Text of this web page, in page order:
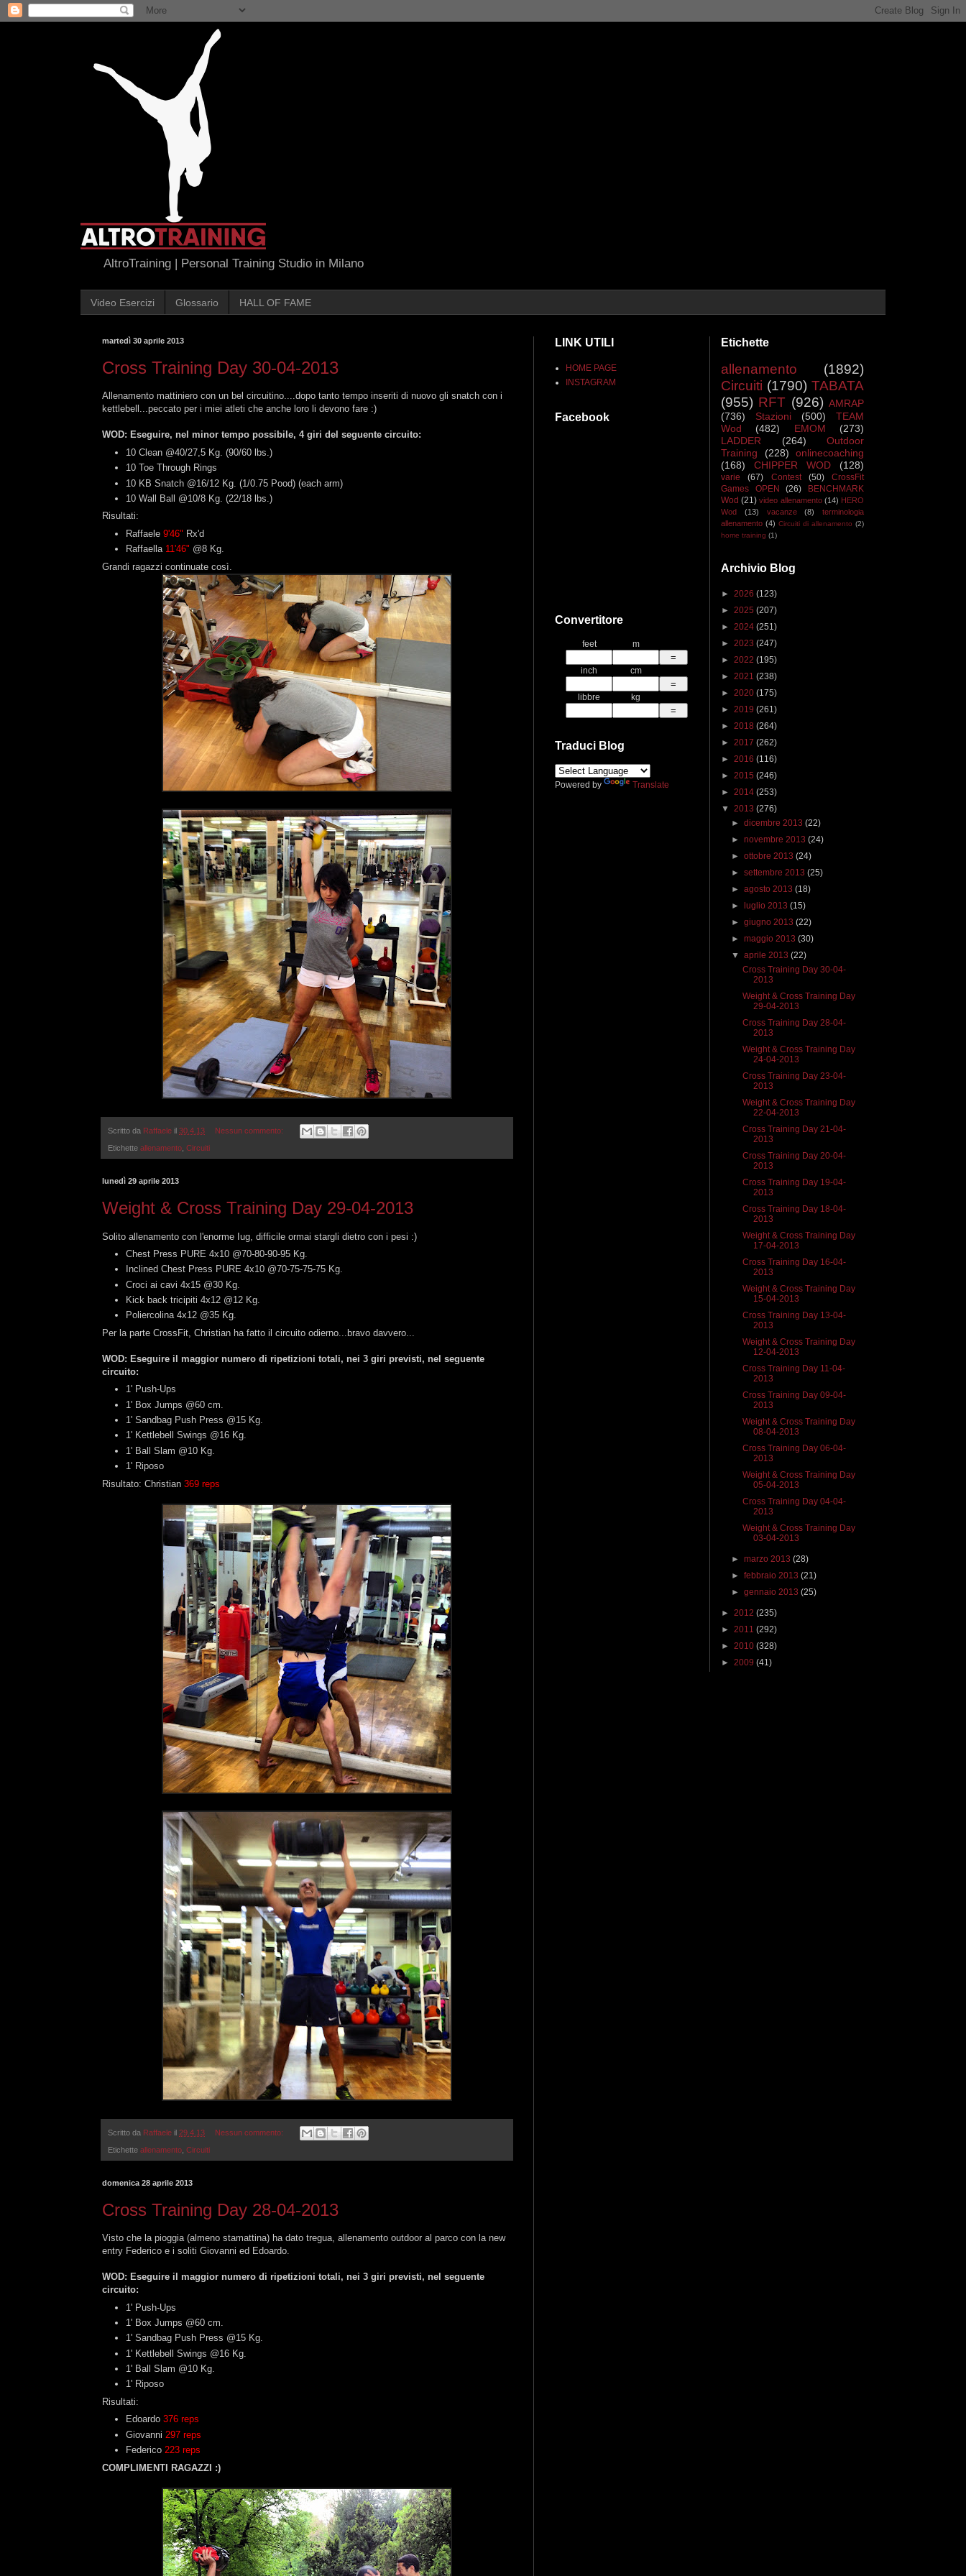
AltroTraining | Personal Training Studio in Milano
Video Esercizi Glossario HALL OF FAME
martedì 30 aprile 2013
Cross Training Day 30-04-2013
Allenamento mattiniero con un bel circuitino....dopo tanto tempo inseriti di nuovo gli snatch con i
kettlebell...peccato per i miei atleti che anche loro li devono fare :)
WOD: Eseguire, nel minor tempo possibile, 4 giri del seguente circuito:
10 Clean @40/27,5 Kg. (90/60 lbs.)
10 Toe Through Rings
10 KB Snatch @16/12 Kg. (1/0.75 Pood) (each arm)
10 Wall Ball @10/8 Kg. (22/18 lbs.)
Risultati:
Raffaele 9'46" Rx'd
Raffaella 11'46" @8 Kg.
Grandi ragazzi continuate così.
Scritto da Raffaele il 30.4.13 Nessun commento:
Etichette allenamento Circuiti
lunedì 29 aprile 2013
Weight & Cross Training Day 29-04-2013
Solito allenamento con l'enorme Iug, difficile ormai stargli dietro con i pesi :)
Chest Press PURE 4x10 @70-80-90-95 Kg.
Inclined Chest Press PURE 4x10 @70-75-75-75 Kg.
Croci ai cavi 4x15 @30 Kg.
Kick back tricipiti 4x12 @12 Kg.
Poliercolina 4x12 @35 Kg.
Per la parte CrossFit, Christian ha fatto il circuito odierno...bravo davvero...
WOD: Eseguire il maggior numero di ripetizioni totali, nei 3 giri previsti, nel seguente
circuito:
1' Push-Ups
1' Box Jumps @60 cm.
1' Sandbag Push Press @15 Kg.
1' Kettlebell Swings @16 Kg.
1' Ball Slam @10 Kg.
1' Riposo
Risultato: Christian 369 reps
Scritto da Raffaele il 29.4.13 Nessun commento:
Etichette allenamento Circuiti
domenica 28 aprile 2013
Cross Training Day 28-04-2013
Visto che la pioggia (almeno stamattina) ha dato tregua, allenamento outdoor al parco con la new
entry Federico e i soliti Giovanni ed Edoardo.
WOD: Eseguire il maggior numero di ripetizioni totali, nei 3 giri previsti, nel seguente
circuito:
1' Push-Ups
1' Box Jumps @60 cm.
1' Sandbag Push Press @15 Kg.
1' Kettlebell Swings @16 Kg.
1' Ball Slam @10 Kg.
1' Riposo
Risultati:
Edoardo 376 reps
Giovanni 297 reps
Federico 223 reps
COMPLIMENTI RAGAZZI :)
LINK UTILI
HOME PAGE
INSTAGRAM
Facebook
Convertitore
feet m
inch cm
libbre kg
Traduci Blog
Powered by Translate
Etichette
allenamento
(1892)
Circuiti (1790) TABATA
(955) RFT (926) AMRAP
(736)
Stazioni (500)
TEAM
Wod
(482) EMOM
(273)
LADDER
(264)
Outdoor
Training
(228)
onlinecoaching
(168)
CHIPPER WOD (128)
varie (67) Contest (50)
CrossFit
Games OPEN
(26)
BENCHMARK
Wod (21) video allenamento (14) HERO
Wod
(13) vacanze (8)
terminologia
allenamento (4) Circuiti di allenamento (2)
home training (1)
Archivio Blog
► 2026 (123)
► 2025 (207)
► 2024 (251)
► 2023 (247)
► 2022 (195)
► 2021 (238)
► 2020 (175)
► 2019 (261)
► 2018 (264)
► 2017 (262)
► 2016 (116)
► 2015 (246)
► 2014 (253)
▼ 2013 (276)
►dicembre 2013(22)
►novembre 2013(24)
►ottobre 2013(24)
►settembre 2013(25)
►agosto 2013(18)
►
luglio 2013(15)
►giugno 2013(22)
►maggio 2013(30)
▼aprile 2013(22)
Cross Training Day 30-04-
2013
Weight & Cross Training Day
29-04-2013
Cross Training Day 28-04-
2013
Weight & Cross Training Day
24-04-2013
Cross Training Day 23-04-
2013
Weight & Cross Training Day
22-04-2013
Cross Training Day 21-04-
2013
Cross Training Day 20-04-
2013
Cross Training Day 19-04-
2013
Cross Training Day 18-04-
2013
Weight & Cross Training Day
17-04-2013
Cross Training Day 16-04-
2013
Weight & Cross Training Day
15-04-2013
Cross Training Day 13-04-
2013
Weight & Cross Training Day
12-04-2013
Cross Training Day 11-04-
2013
Cross Training Day 09-04-
2013
Weight & Cross Training Day
08-04-2013
Cross Training Day 06-04-
2013
Weight & Cross Training Day
05-04-2013
Cross Training Day 04-04-
2013
Weight & Cross Training Day
03-04-2013
►marzo 2013(28)
►febbraio 2013(21)
►gennaio 2013(25)
► 2012 (235)
► 2011 (292)
► 2010 (328)
► 2009 (41)